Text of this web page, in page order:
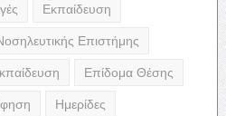
Εκπαίδευση
Επιστήμης
Επίδομα Θέσης
Ημερίδες